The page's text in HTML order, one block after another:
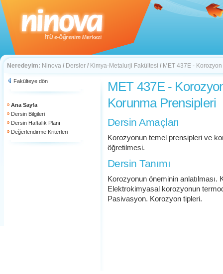
Neredeyim: Ninova / Dersler / Kimya-Metalurji Fakültesi / MET 437E -
Fakülteye dön
Ana Sayfa
Dersin Bilgileri
Dersin Haftalık Planı
Değerlendirme Kriterleri
MET 437E -
Korunma Prensipleri
Dersin Amaçları
Korozyonun temel prensipleri ve
öğretilmesi.
Dersin Tanımı
Korozyonun öneminin anlatılması.
Elektrokimyasal korozyonun
Pasivasyon. Korozyon tipleri.